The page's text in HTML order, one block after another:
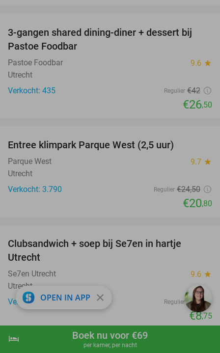
shopping_cart Boek nu
hotel Boek nu voor €69
per kamer, per nacht
37%
3-gangen shared dining-diner + dessert bij
Pastoe Foodbar
Pastoe Foodbar 9.6 star
Utrecht
Verkocht: 435
Regulier €42
€26,50
Entree klimpark Parque West (2,5 uur)
Parque West 9.7 star
Utrecht
Verkocht: 3.790
Regulier €24,50
€20,80
Clubsandwich + soep bij Se7en in hartje
Utrecht
Se7en Utrecht 9.6 star
Utrecht
Verkocht: 554
Regulier €15
€8,75
OPEN IN APP close